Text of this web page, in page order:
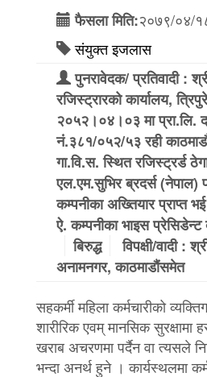
फैसला मिति:२०७९/०४/
संयुक्त इजलास
पुनरावेदक/ प्रतिवादी :
रजिस्ट्रारको कार्यालय,
२०५२।०४।०३ मा प्रा.लि.
नं.३८१/०५२/५३ रही
गा.वि.स. स्थित रजिस्ट्रर्ड
एल.एम.सुभिर ब्रदर्स (नेपाल)
कम्पनीका अख्तियार प्राप्त
ऐ. कम्पनीका भाइस प्रेसिडेन्ट
बिरुद्ध
विपक्षी/वादी :
अनामनगर, काठमाडौंसमेत
सहकर्मी महिला कर्मचारीको
शारीरिक एवम् मानसिक सुरक्षामा
खराब अचरणमा पर्दैन वा त्यसले
भन्दा अनर्थ हुने । कार्यस्थलमा